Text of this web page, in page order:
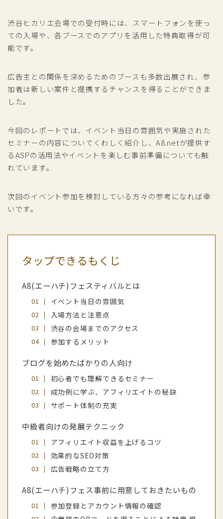
渋谷ヒカリエ会場での受付時には、スマートフォンを使っ
ての入場や、各ブースでのアプリを活用した特典取得が可
能です。
広告主との関係を深めるためのブースも多数出展され、参
加者は新しい案件と提携するチャンスを得ることができま
した。
今回のレポートでは、イベント当日の雰囲気や実施された
セミナーの内容についてくわしく紹介し、A8.netが提供す
るASPの活用法やイベントを楽しむ事前準備についても触
れています。
次回のイベント参加を検討している方々の参考になれば幸
いです。
タップできるもくじ
A8(エーハチ)フェスティバルとは
イベント当日の雰囲気
入場方法と注意点
渋谷の会場までのアクセス
参加するメリット
ブログを始めたばかりの人向け
初心者でも理解できるセミナー
成功例に学ぶ、アフィリエイトの秘訣
サポート体制の充実
中級者向けの発展テクニック
アフィリエイト収益を上げるコツ
効果的なSEO対策
広告戦略の立て方
A8(エーハチ)フェス事前に用意しておきたいもの
参加登録とアカウント情報の確認